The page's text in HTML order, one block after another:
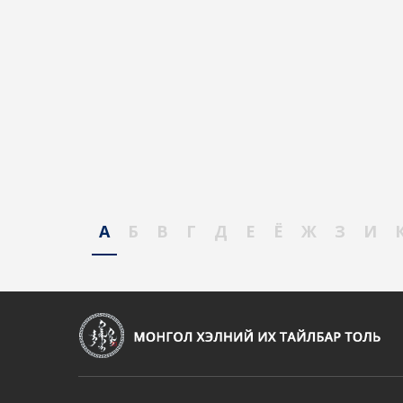
А Б В Г Д Е Ё Ж З И